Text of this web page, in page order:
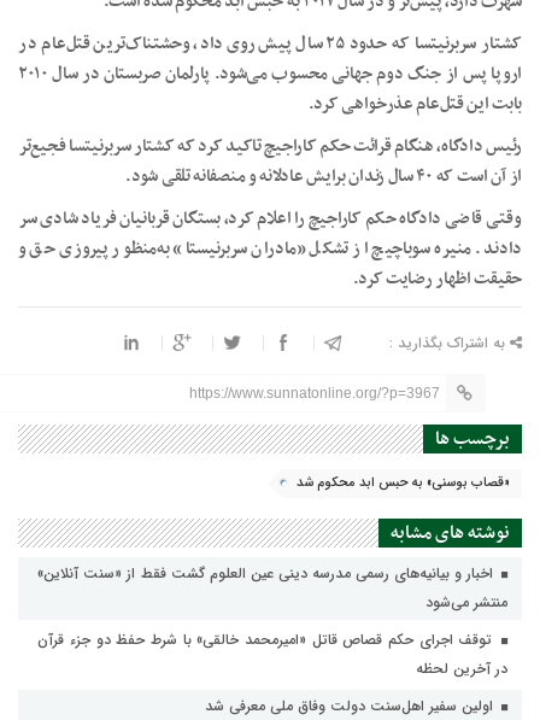
کشتار سربرنیتسا که حدود ۲۵ سال پیش روی داد، وحشتناک‌ترین قتل‌عام در
اروپا پس از جنگ دوم جهانی محسوب می‌شود. پارلمان صربستان در سال ۲۰۱۰
بابت این قتل‌عام عذرخواهی کرد.
رئیس دادگاه، هنگام قرائت حکم کاراجیچ تاکید کرد که کشتار سربرنیتسا فجیع‌تر
از آن است که ۴۰ سال زندان برایش عادلانه و منصفانه تلقی شود.
وقتی قاضی دادگاه حکم کاراجیچ را اعلام کرد، بستگان قربانیان فریاد شادی سر
دادند. منیره سوباچیچ از تشکل «مادران سربرنیستا» به‌‌منظور پیروزی حق و
حقیقت اظهار رضایت کرد.
به اشتراک بگذارید :
https://www.sunnatonline.org/?p=3967
برچسب ها
«قصاب بوسنی» به حبس ابد محکوم شد
نوشته های مشابه
اخبار و بیانیه‌های رسمی مدرسه دینی عین العلوم گشت فقط از «سنت آنلاین»
منتشر می‌شود
توقف اجرای حکم قصاص قاتل «امیرمحمد خالقی» با شرط حفظ دو جزء قرآن
در آخرین لحظه
اولین سفیر اهل‌سنت دولت وفاق ملی معرفی شد